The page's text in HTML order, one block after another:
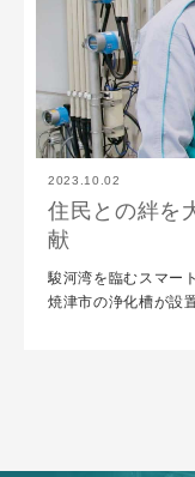
2023.10.02
住民との絆を
献
駿河湾を臨むスマー
焼津市の浄化槽が設